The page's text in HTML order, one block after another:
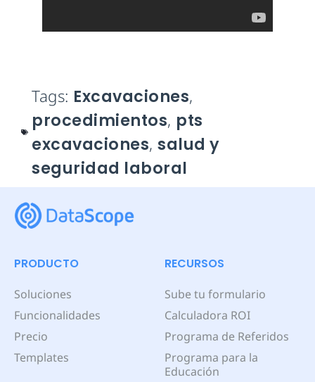
Tags: Excavaciones,
procedimientos, pts
excavaciones, salud y
seguridad laboral
PRODUCTO
Soluciones
Funcionalidades
Precio
Templates
RECURSOS
Sube tu formulario
Calculadora ROI
Programa de Referidos
Programa para la
Educación